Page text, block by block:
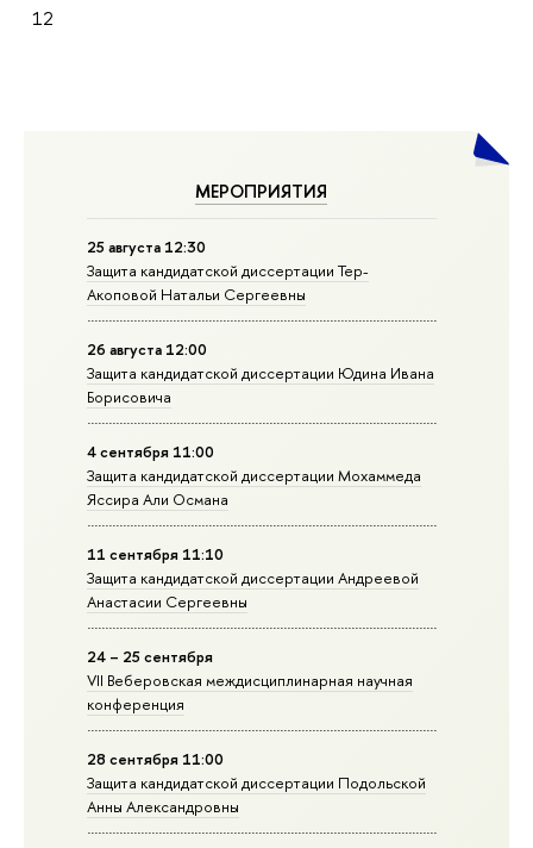
МЕРОПРИЯТИЯ
25 августа 12:30
Защита кандидатской диссертации Тер-
Акоповой Натальи Сергеевны
26 августа 12:00
Защита кандидатской диссертации Юдина Ивана
Борисовича
4 сентября 11:00
Защита кандидатской диссертации Мохаммеда
Яссира Али Османа
11 сентября 11:10
Защита кандидатской диссертации Андреевой
Анастасии Сергеевны
24 – 25 сентября
VII Веберовская междисциплинарная научная
конференция
28 сентября 11:00
Защита кандидатской диссертации Подольской
Анны Александровны
12